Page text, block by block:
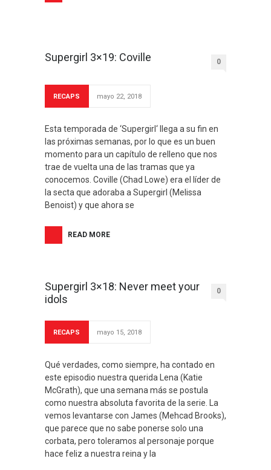
Supergirl 3×19: Coville 0
RECAPS mayo 22, 2018
Esta temporada de ‘Supergirl‘ llega a su fin en
las próximas semanas, por lo que es un buen
momento para un capítulo de relleno que nos
trae de vuelta una de las tramas que ya
conocemos. Coville (Chad Lowe) era el líder de
la secta que adoraba a Supergirl (Melissa
Benoist) y que ahora se
READ MORE
Supergirl 3×18: Never meet your
idols
0
RECAPS mayo 15, 2018
Qué verdades, como siempre, ha contado en
este episodio nuestra querida Lena (Katie
McGrath), que una semana más se postula
como nuestra absoluta favorita de la serie. La
vemos levantarse con James (Mehcad Brooks),
que parece que no sabe ponerse solo una
corbata, pero toleramos al personaje porque
hace feliz a nuestra reina y la